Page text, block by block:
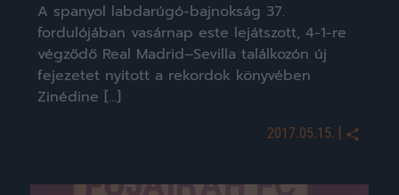
A spanyol labdarúgó-bajnokság 37.
fordulójában vasárnap este lejátszott, 4-1-re
végződő Real Madrid–Sevilla találkozón új
fejezetet nyitott a rekordok könyvében
Zinédine […]
2017.05.15. |